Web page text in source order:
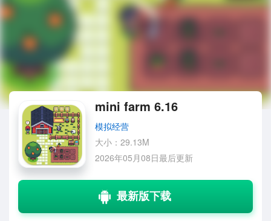
mini farm 6.16
模拟经营
大小：29.13M
2026年05月08日最后更新